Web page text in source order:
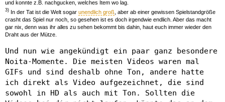
und konnte z.B. nachgucken, welches Item wo lag.
3) In der Tat ist die Welt sogar unendlich groß , aber ab einer gewissen Spielstandgröße
crasht das Spiel nur noch, so gesehen ist es doch irgendwie endlich. Aber das macht
gar nix, denn was ihr alles zu sehen bekommt bis dahin, haut euch immer wieder den
Draht aus der Mütze.
Und nun wie angekündigt ein paar ganz besondere
Noita-Momente. Die meisten Videos waren mal
GIFs und sind deshalb ohne Ton, andere hatte
ich direkt als Video aufgezeichnet, die sind
sowohl in HD als auch mit Ton. Sollten die